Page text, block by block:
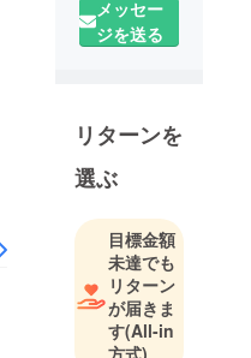
ジンを運営
する
KAMADOの
サービス
「KUJI/FUMI
し、「アー
ト・文化に
ふれる機会
をみんなで
創造する
メッセー
ジを送る
リターンを
選ぶ
目標金額
未達でも
リターン
が届きま
す(All-in